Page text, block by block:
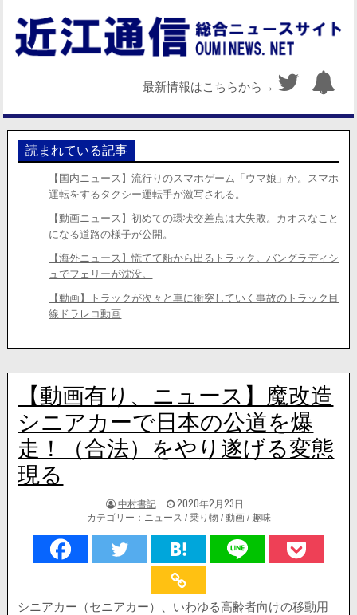
最新情報はこちらから→
読まれている記事
【国内ニュース】流行りのスマホゲーム「ウマ娘」か。スマホ
運転をするタクシー運転手が激写される。
【動画ニュース】初めての環状交差点は大失敗。カオスなこと
になる道路の様子が公開。
【海外ニュース】慌てて船から出るトラック。バングラディシ
ュでフェリーが沈没。
【動画】トラックが次々と車に衝突していく事故のトラック目
線ドラレコ動画
【動画有り、ニュース】魔改造
シニアカーで日本の公道を爆
走！（合法）をやり遂げる変態
現る
著
者:
中村書記
掲
載
日：
2020年2月23日
カテゴリー： ニュース /乗り物 /動画/ 趣味
シニアカー（セニアカー）、いわゆる高齢者向けの移動用